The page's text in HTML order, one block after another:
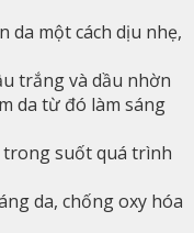
da một cách dịu nhẹ,
trắng và dầu nhờn
da từ đó làm sáng
trong suốt quá trình
da, chống oxy hóa